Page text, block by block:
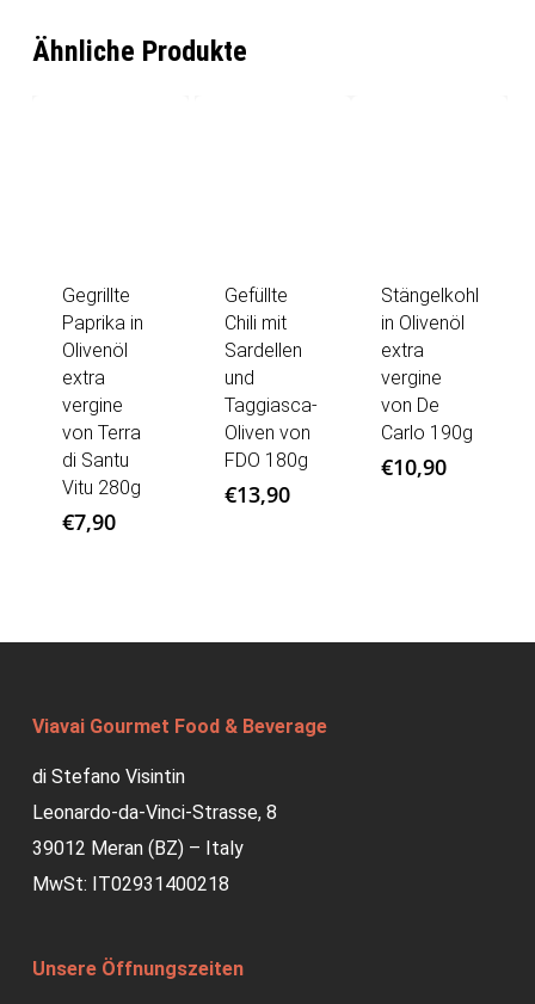
Ähnliche Produkte
Gegrillte
Paprika in
Olivenöl
extra
vergine
von Terra
di Santu
Vitu 280g
€7,90
Gefüllte
Chili mit
Sardellen
und
Taggiasca-
Oliven von
FDO 180g
€13,90
Stängelkohl
in Olivenöl
extra
vergine
von De
Carlo 190g
€10,90
Viavai Gourmet Food & Beverage
di Stefano Visintin
Leonardo-da-Vinci-Strasse, 8
39012 Meran (BZ) – Italy
MwSt: IT02931400218
Unsere Öffnungszeiten